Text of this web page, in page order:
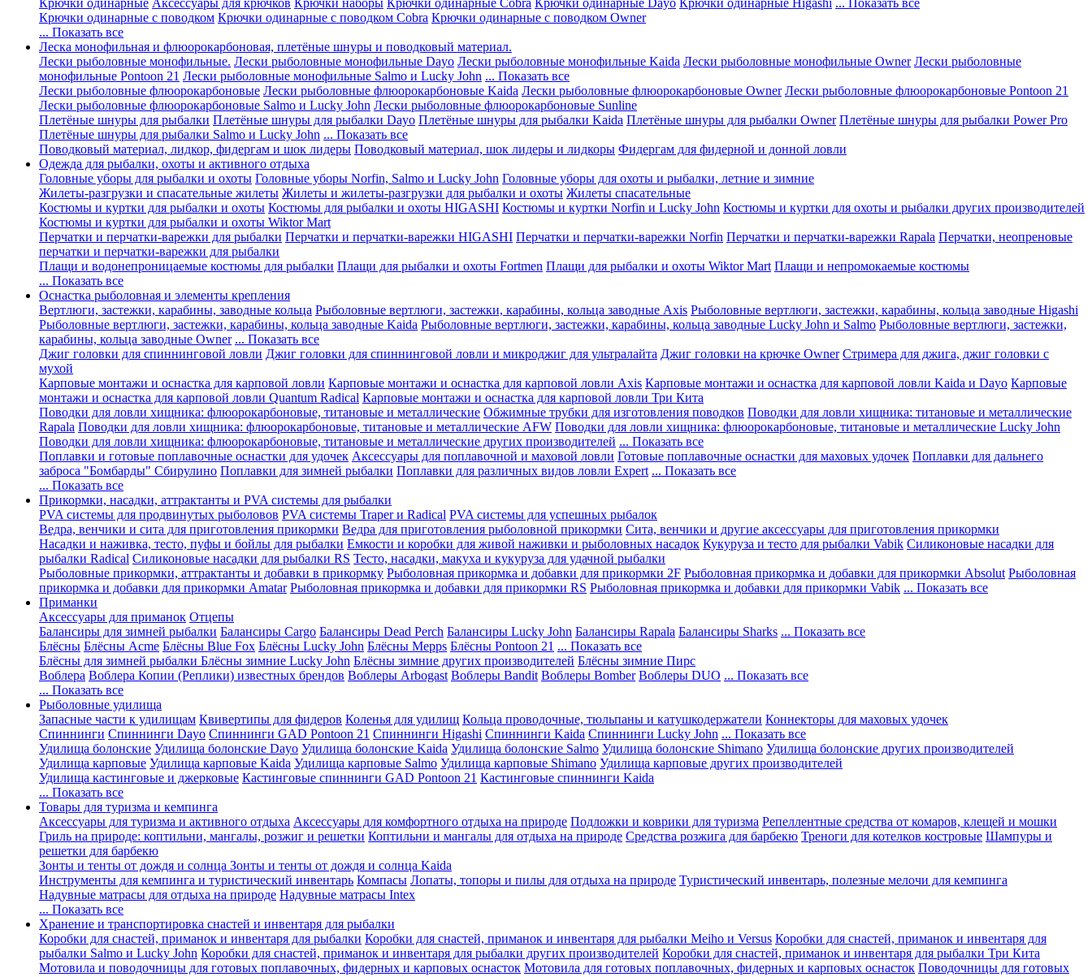
Крючки одинарные Аксессуары для крючков Крючки наборы Крючки одинарные Cobra Крючки одинарные Dayo Крючки одинарные Higashi ... Показать все
Крючки одинарные с поводком Крючки одинарные с поводком Cobra Крючки одинарные с поводком Owner
... Показать все
Леска монофильная и флюорокарбоновая, плетёные шнуры и поводковый материал.
Лески рыболовные монофильные. Лески рыболовные монофильные Dayo Лески рыболовные монофильные Kaida Лески рыболовные монофильные Owner Лески рыболовные
монофильные Pontoon 21 Лески рыболовные монофильные Salmo и Lucky John ... Показать все
Лески рыболовные флюорокарбоновые Лески рыболовные флюорокарбоновые Kaida Лески рыболовные флюорокарбоновые Owner Лески рыболовные флюорокарбоновые Pontoon 21
Лески рыболовные флюорокарбоновые Salmo и Lucky John Лески рыболовные флюорокарбоновые Sunline
Плетёные шнуры для рыбалки Плетёные шнуры для рыбалки Dayo Плетёные шнуры для рыбалки Kaida Плетёные шнуры для рыбалки Owner Плетёные шнуры для рыбалки Power Pro
Плетёные шнуры для рыбалки Salmo и Lucky John ... Показать все
Поводковый материал, лидкор, фидергам и шок лидеры Поводковый материал, шок лидеры и лидкоры Фидергам для фидерной и донной ловли
Одежда для рыбалки, охоты и активного отдыха
Головные уборы для рыбалки и охоты Головные уборы Norfin, Salmo и Lucky John Головные уборы для охоты и рыбалки, летние и зимние
Жилеты-разгрузки и спасательные жилеты Жилеты и жилеты-разгрузки для рыбалки и охоты Жилеты спасательные
Костюмы и куртки для рыбалки и охоты Костюмы для рыбалки и охоты HIGASHI Костюмы и куртки Norfin и Lucky John Костюмы и куртки для охоты и рыбалки других производителей
Костюмы и куртки для рыбалки и охоты Wiktor Mart
Перчатки и перчатки-варежки для рыбалки Перчатки и перчатки-варежки HIGASHI Перчатки и перчатки-варежки Norfin Перчатки и перчатки-варежки Rapala Перчатки, неопреновые
перчатки и перчатки-варежки для рыбалки
Плащи и водонепроницаемые костюмы для рыбалки Плащи для рыбалки и охоты Fortmen Плащи для рыбалки и охоты Wiktor Mart Плащи и непромокаемые костюмы
... Показать все
Оснастка рыболовная и элементы крепления
Вертлюги, застежки, карабины, заводные кольца Рыболовные вертлюги, застежки, карабины, кольца заводные Axis Рыболовные вертлюги, застежки, карабины, кольца заводные Higashi
Рыболовные вертлюги, застежки, карабины, кольца заводные Kaida Рыболовные вертлюги, застежки, карабины, кольца заводные Lucky John и Salmo Рыболовные вертлюги, застежки,
карабины, кольца заводные Owner ... Показать все
Джиг головки для спиннинговой ловли Джиг головки для спиннинговой ловли и микроджиг для ультралайта Джиг головки на крючке Owner Стримера для джига, джиг головки с
мухой
Карповые монтажи и оснастка для карповой ловли Карповые монтажи и оснастка для карповой ловли Axis Карповые монтажи и оснастка для карповой ловли Kaida и Dayo Карповые
монтажи и оснастка для карповой ловли Quantum Radical Карповые монтажи и оснастка для карповой ловли Три Кита
Поводки для ловли хищника: флюорокарбоновые, титановые и металлические Обжимные трубки для изготовления поводков Поводки для ловли хищника: титановые и металлические
Rapala Поводки для ловли хищника: флюорокарбоновые, титановые и металлические AFW Поводки для ловли хищника: флюорокарбоновые, титановые и металлические Lucky John
Поводки для ловли хищника: флюорокарбоновые, титановые и металлические других производителей ... Показать все
Поплавки и готовые поплавочные оснастки для удочек Аксессуары для поплавочной и маховой ловли Готовые поплавочные оснастки для маховых удочек Поплавки для дальнего
заброса "Бомбарды" Сбирулино Поплавки для зимней рыбалки Поплавки для различных видов ловли Expert ... Показать все
... Показать все
Прикормки, насадки, аттрактанты и PVA системы для рыбалки
PVA системы для продвинутых рыболовов PVA системы Traper и Radical PVA системы для успешных рыбалок
Ведра, венчики и сита для приготовления прикормки Ведра для приготовления рыболовной прикормки Сита, венчики и другие аксессуары для приготовления прикормки
Насадки и наживка, тесто, пуфы и бойлы для рыбалки Емкости и коробки для живой наживки и рыболовных насадок Кукуруза и тесто для рыбалки Vabik Силиконовые насадки для
рыбалки Radical Силиконовые насадки для рыбалки RS Тесто, насадки, макуха и кукуруза для удачной рыбалки
Рыболовные прикормки, аттрактанты и добавки в прикормку Рыболовная прикормка и добавки для прикормки 2F Рыболовная прикормка и добавки для прикормки Absolut Рыболовная
прикормка и добавки для прикормки Amatar Рыболовная прикормка и добавки для прикормки RS Рыболовная прикормка и добавки для прикормки Vabik ... Показать все
Приманки
Аксессуары для приманок Отцепы
Балансиры для зимней рыбалки Балансиры Cargo Балансиры Dead Perch Балансиры Lucky John Балансиры Rapala Балансиры Sharks ... Показать все
Блёсны Блёсны Acme Блёсны Blue Fox Блёсны Lucky John Блёсны Mepps Блёсны Pontoon 21 ... Показать все
Блёсны для зимней рыбалки Блёсны зимние Lucky John Блёсны зимние других производителей Блёсны зимние Пирс
Воблера Воблера Копии (Реплики) известных брендов Воблеры Arbogast Воблеры Bandit Воблеры Bomber Воблеры DUO ... Показать все
... Показать все
Рыболовные удилища
Запасные части к удилищам Квивертипы для фидеров Коленья для удилищ Кольца проводочные, тюльпаны и катушкодержатели Коннекторы для маховых удочек
Спиннинги Спиннинги Dayo Спиннинги GAD Pontoon 21 Спиннинги Higashi Спиннинги Kaida Спиннинги Lucky John ... Показать все
Удилища болонские Удилища болонские Dayo Удилища болонские Kaida Удилища болонские Salmo Удилища болонские Shimano Удилища болонские других производителей
Удилища карповые Удилища карповые Kaida Удилища карповые Salmo Удилища карповые Shimano Удилища карповые других производителей
Удилища кастинговые и джерковые Кастинговые спиннинги GAD Pontoon 21 Кастинговые спиннинги Kaida
... Показать все
Товары для туризма и кемпинга
Аксессуары для туризма и активного отдыха Аксессуары для комфортного отдыха на природе Подложки и коврики для туризма Репеллентные средства от комаров, клещей и мошки
Гриль на природе: коптильни, мангалы, розжиг и решетки Коптильни и мангалы для отдыха на природе Средства розжига для барбекю Треноги для котелков костровые Шампуры и
решетки для барбекю
Зонты и тенты от дождя и солнца Зонты и тенты от дождя и солнца Kaida
Инструменты для кемпинга и туристический инвентарь Компасы Лопаты, топоры и пилы для отдыха на природе Туристический инвентарь, полезные мелочи для кемпинга
Надувные матрасы для отдыха на природе Надувные матрасы Intex
... Показать все
Хранение и транспортировка снастей и инвентаря для рыбалки
Коробки для снастей, приманок и инвентаря для рыбалки Коробки для снастей, приманок и инвентаря для рыбалки Meiho и Versus Коробки для снастей, приманок и инвентаря для
рыбалки Salmo и Lucky John Коробки для снастей, приманок и инвентаря для рыбалки других производителей Коробки для снастей, приманок и инвентаря для рыбалки Три Кита
Мотовила и поводочницы для готовых поплавочных, фидерных и карповых оснасток Мотовила для готовых поплавочных, фидерных и карповых оснасток Поводочницы для готовых